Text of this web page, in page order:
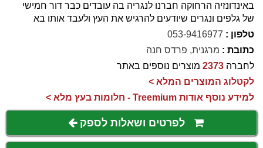
באינדונזיה הרחוקה חברנו לנגריה בה עובדים כבר דור חמישי
של גלפים ונגרים שיודעים להרגיש את העץ ולעבד אותו בא
טלפון : 053-9416977
כתובת : מרגנית, פרדס חנה
לחברה 2373 מוצרים נוספים באתר
לקטלוג המוצרים המלא >
למידע נוסף אודות Treemium - חלומות בעץ מלא >
לפרטים ושאלות לספק